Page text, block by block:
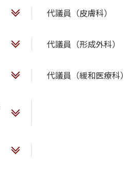
代議員（皮膚科）
代議員（形成外科）
代議員（緩和医療科）